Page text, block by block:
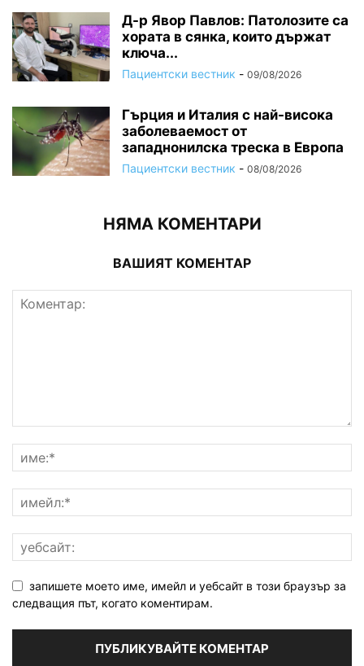
Д-р Явор Павлов: Патолозите са
хората в сянка, които държат
ключа...
Пациентски вестник - 09/08/2026
Гърция и Италия с най-висока
заболеваемост от
западнонилска треска в Европа
Пациентски вестник - 08/08/2026
НЯМА КОМЕНТАРИ
ВАШИЯТ КОМЕНТАР
запишете моето име, имейл и уебсайт в този браузър за
следващия път, когато коментирам.